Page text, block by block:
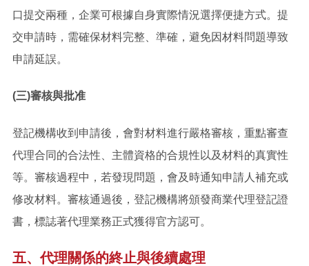
口提交兩種，企業可根據自身實際情況選擇便捷方式。提
交申請時，需確保材料完整、準確，避免因材料問題導致
申請延誤。
(三)審核與批准
登記機構收到申請後，會對材料進行嚴格審核，重點審查
代理合同的合法性、主體資格的合規性以及材料的真實性
等。審核過程中，若發現問題，會及時通知申請人補充或
修改材料。審核通過後，登記機構將頒發商業代理登記證
書，標誌著代理業務正式獲得官方認可。
五、代理關係的終止與後續處理